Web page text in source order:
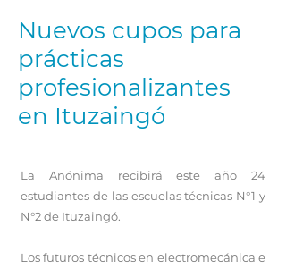
Nuevos cupos para
prácticas
profesionalizantes
en Ituzaingó
La Anónima recibirá este año 24
estudiantes de las escuelas técnicas N°1 y
N°2 de Ituzaingó.
Los futuros técnicos en electromecánica e